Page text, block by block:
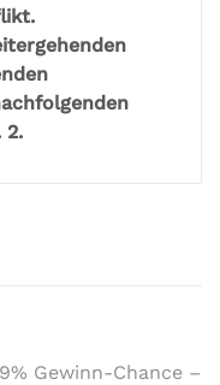
2.
Gewinn-Chance –